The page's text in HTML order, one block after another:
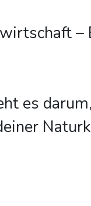
–
es